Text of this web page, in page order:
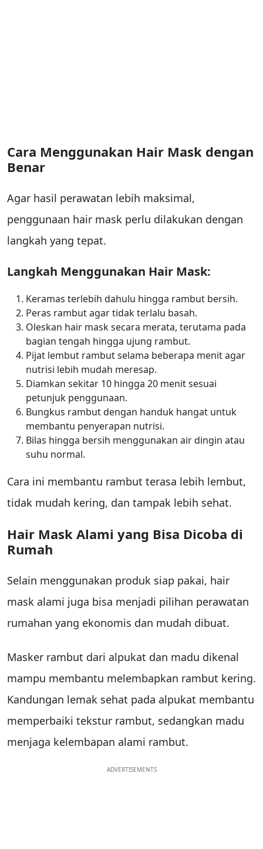
Cara Menggunakan Hair Mask dengan
Benar
Agar hasil perawatan lebih maksimal,
penggunaan hair mask perlu dilakukan dengan
langkah yang tepat.
Langkah Menggunakan Hair Mask:
Keramas terlebih dahulu hingga rambut bersih.
Peras rambut agar tidak terlalu basah.
Oleskan hair mask secara merata, terutama pada
bagian tengah hingga ujung rambut.
Pijat lembut rambut selama beberapa menit agar
nutrisi lebih mudah meresap.
Diamkan sekitar 10 hingga 20 menit sesuai
petunjuk penggunaan.
Bungkus rambut dengan handuk hangat untuk
membantu penyerapan nutrisi.
Bilas hingga bersih menggunakan air dingin atau
suhu normal.
Cara ini membantu rambut terasa lebih lembut,
tidak mudah kering, dan tampak lebih sehat.
Hair Mask Alami yang Bisa Dicoba di
Rumah
Selain menggunakan produk siap pakai, hair
mask alami juga bisa menjadi pilihan perawatan
rumahan yang ekonomis dan mudah dibuat.
Masker rambut dari alpukat dan madu dikenal
mampu membantu melembapkan rambut kering.
Kandungan lemak sehat pada alpukat membantu
memperbaiki tekstur rambut, sedangkan madu
menjaga kelembapan alami rambut.
ADVERTISEMENTS